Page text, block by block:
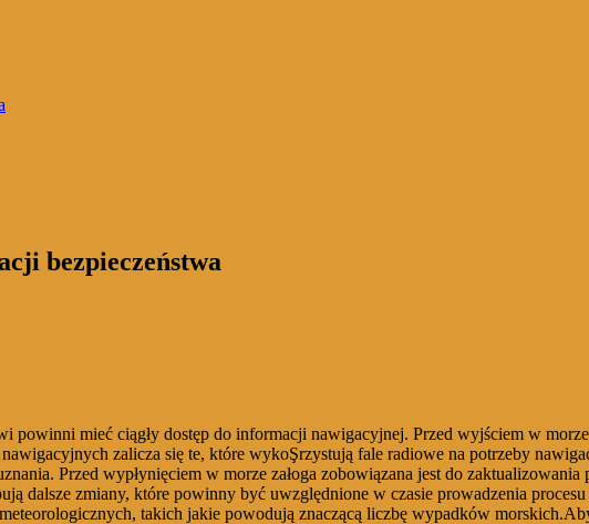
bezpieczeństwa
powinni mieć ciągły dostęp do informacji nawigacyjnej. Przed wyjściem w
zalicza się te, które wykoŞrzystują fale radiowe na potrzeby
Przed wypłynięciem w morze załoga zobowiązana jest do
dalsze zmiany, które powinny być uwzględnione w czasie prowadzenia
takich jakie powodują znaczącą liczbę wypadków